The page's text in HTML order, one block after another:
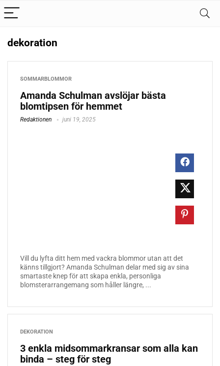
dekoration
SOMMARBLOMMOR
Amanda Schulman avslöjar bästa
blomtipsen för hemmet
Redaktionen juni 19, 2025
Vill du lyfta ditt hem med vackra blommor utan att det
känns tillgjort? Amanda Schulman delar med sig av sina
smartaste knep för att skapa enkla, personliga
blomsterarrangemang som håller längre, ...
DEKORATION
3 enkla midsommarkransar som alla kan
binda – steg för steg